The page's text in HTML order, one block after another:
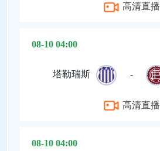
高清直播
08-10 04:00
塔勒瑞斯 -
高清直播
08-10 04:00